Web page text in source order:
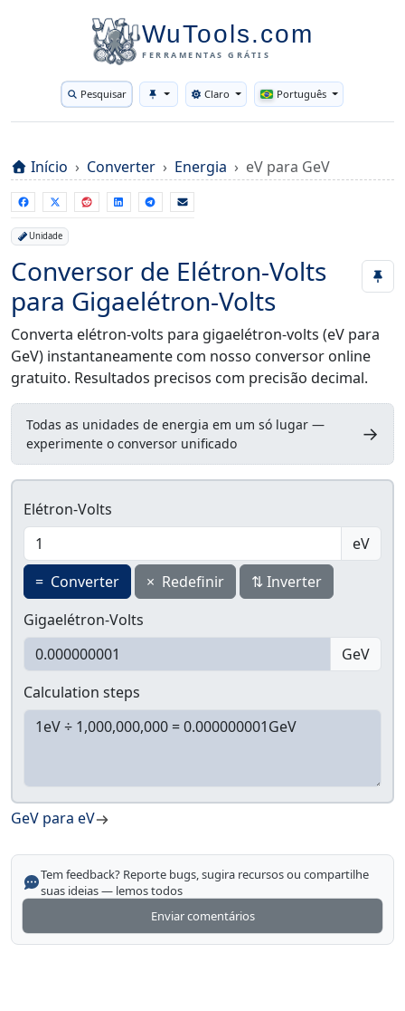
WuTools.com
FERRAMENTAS GRÁTIS
Pesquisar Toggle theme
Claro Português
Início Converter Energia eV para GeV
Unidade
Conversor de Elétron-Volts
para Gigaelétron-Volts
Converta elétron-volts para gigaelétron-volts (eV para
GeV) instantaneamente com nosso conversor online
gratuito. Resultados precisos com precisão decimal.
Todas as unidades de energia em um só lugar —
experimente o conversor unificado
→
Elétron-Volts
eV
= Converter × Redefinir ⇅ Inverter
Gigaelétron-Volts
GeV
Calculation steps
GeV para eV
Tem feedback? Reporte bugs, sugira recursos ou compartilhe
suas ideias — lemos todos
Enviar comentários